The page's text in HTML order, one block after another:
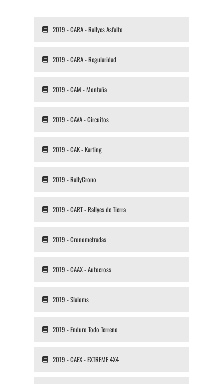
2019 - CARA - Rallyes Asfalto
2019 - CARA - Regularidad
2019 - CAM - Montaña
2019 - CAVA - Circuitos
2019 - CAK - Karting
2019 - RallyCrono
2019 - CART - Rallyes de Tierra
2019 - Cronometradas
2019 - CAAX - Autocross
2019 - Slaloms
2019 - Enduro Todo Terreno
2019 - CAEX - EXTREME 4X4